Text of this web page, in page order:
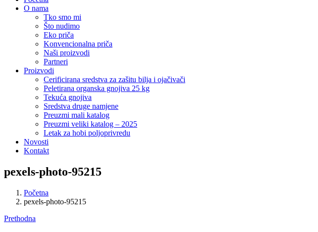
O nama
Tko smo mi
Što nudimo
Eko priča
Konvencionalna priča
Naši proizvodi
Partneri
Proizvodi
Cerificirana sredstva za zašitu bilja i ojačivači
Peletirana organska gnojiva 25 kg
Tekuća gnojiva
Sredstva druge namjene
Preuzmi mali katalog
Preuzmi veliki katalog – 2025
Letak za hobi poljoprivredu
Novosti
Kontakt
pexels-photo-95215
Početna
pexels-photo-95215
Prethodna